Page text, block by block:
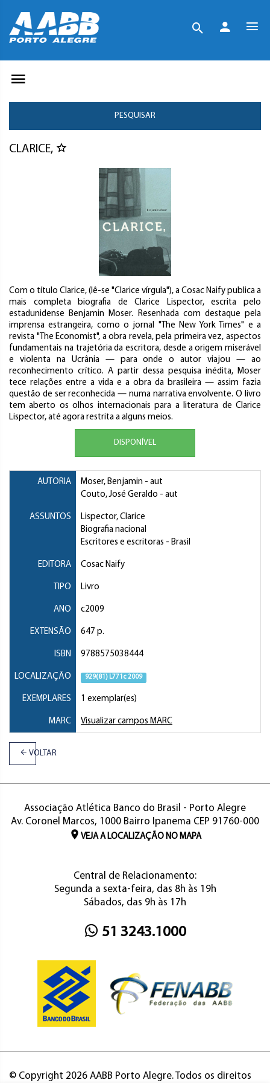
PESQUISAR
CLARICE,
Com o título Clarice, (lê-se "Clarice vírgula"), a Cosac Naify publica a
mais completa biografia de Clarice Lispector, escrita pelo
estadunidense Benjamin Moser. Resenhada com destaque pela
imprensa estrangeira, como o jornal "The New York Times" e a
revista "The Economist", a obra revela, pela primeira vez, aspectos
fundamentais na trajetória da escritora, desde a origem miserável
e violenta na Ucrânia — para onde o autor viajou — ao
reconhecimento crítico. A partir dessa pesquisa inédita, Moser
tece relações entre a vida e a obra da brasileira — assim fazia
questão de ser reconhecida — numa narrativa envolvente. O livro
tem aberto os olhos internacionais para a literatura de Clarice
Lispector, até agora restrita a alguns meios.
DISPONÍVEL
AUTORIA Moser, Benjamin - aut
Couto, José Geraldo - aut
ASSUNTOS
Lispector, Clarice
Biografia nacional
Escritores e escritoras - Brasil
EDITORA Cosac Naify
TIPO Livro
ANO c2009
EXTENSÃO 647 p.
ISBN 9788575038444
LOCALIZAÇÃO 929(81) L771c 2009
EXEMPLARES 1 exemplar(es)
MARC Visualizar campos MARC
VOLTAR
Associação Atlética Banco do Brasil - Porto Alegre
Av. Coronel Marcos, 1000 Bairro Ipanema CEP 91760-000
VEJA A LOCALIZAÇÃO NO MAPA
Central de Relacionamento:
Segunda a sexta-feira, das 8h às 19h
Sábados, das 9h às 17h
51 3243.1000
© Copyright 2026 AABB Porto Alegre. Todos os direitos